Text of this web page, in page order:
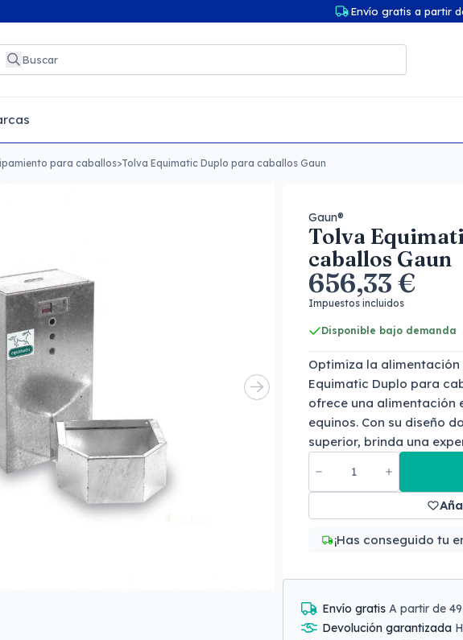
Envío gratis a partir
para caballos>Tolva Equimatic Duplo para caballos Gaun
Gaun®
Tolva
caballos Gaun
656,33 €
Impuestos incluidos
Disponible bajo demanda
Optimiza la
Equimatic Duplo para
ofrece una alimentación
equinos. Con su diseño
superior, brinda una
¡Has conseguido tu
Envío gratis A partir de
Devolución garantizada